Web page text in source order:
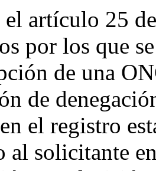
artículo 25
por los que
de una
de
el registro
al solicitante